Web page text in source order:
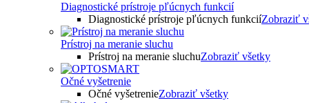
Diagnostické prístroje pľúcnych funkcií
Diagnostické prístroje pľúcnych funkciíZobraziť
Prístroj na meranie sluchu
Prístroj na meranie sluchuZobraziť všetky
Očné vyšetrenie
Očné vyšetrenieZobraziť všetky